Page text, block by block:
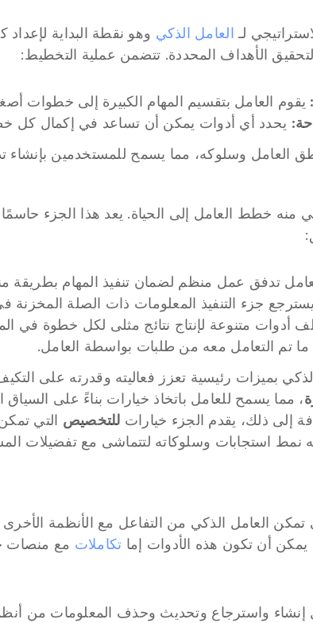
لـ العامل الذكي
الأهداف المحددة. تتضمن عملية التخطيط:
يقوم العامل بتقسيم المهام الكبيرة إلى خطوات
يحدد أي أدوات يمكن أن تساعد في إكمال كل
العامل وسلوكه، مما يسمح للمستخدمين بإنشاء
تدفق عمل منظم لضمان تنفيذ المهام بطريقة
يسترجع جزء التنفيذ المعلومات ذات الصلة المخزنة
أدوات متنوعة لإنتاج نتائج مثلى لكل خطوة في
ما تم التعامل معه من طلبات بواسطة العامل.
إلى ذلك، يقدم الجزء خيارات للتخصيص
يمكن أن تكون هذه الأدوات إما تكاملات مع منصات
إنشاء واسترجاع وتحديث وحذف المعلومات من